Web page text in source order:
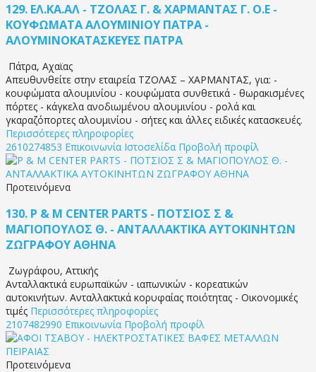
129. ΕΛ.ΚΑ.ΑΛ - ΤΖΟΛΑΣ Γ. & ΧΑΡΜΑΝΤΑΣ Γ. Ο.Ε -
ΚΟΥΦΩΜΑΤΑ ΑΛΟΥΜΙΝΙΟΥ ΠΑΤΡΑ -
ΑΛΟΥΜΙΝΟΚΑΤΑΣΚΕΥΕΣ ΠΑΤΡΑ
Πάτρα, Αχαϊας
Απευθυνθείτε στην εταιρεία ΤΖΟΛΑΣ – ΧΑΡΜΑΝΤΑΣ, για: -
κουφώματα αλουμινίου - κουφώματα συνθετικά - θωρακισμένες
πόρτες - κάγκελα ανοδιωμένου αλουμινίου - ρολά και
γκαραζόπορτες αλουμινίου - σήτες και άλλες ειδικές κατασκευές.
Περισσότερες πληροφορίες
2610274853 Επικοινωνία Ιστοσελίδα Προβολή προφίλ
Προτεινόμενα
130. P & M CENTER PARTS - ΠΟΤΣΙΟΣ Σ &
ΜΑΓΙΟΠΟΥΛΟΣ Θ. - ΑΝΤΑΛΛΑΚΤΙΚΑ ΑΥΤΟΚΙΝΗΤΩΝ
ΖΩΓΡΑΦΟΥ ΑΘΗΝΑ
Ζωγράφου, Αττικής
Ανταλλακτικά ευρωπαϊκών - ιαπωνικών - κορεατικών
αυτοκινήτων. Ανταλλακτικά κορυφαίας ποιότητας - Οικονομικές
τιμές Περισσότερες πληροφορίες
2107482990 Επικοινωνία Προβολή προφίλ
Προτεινόμενα